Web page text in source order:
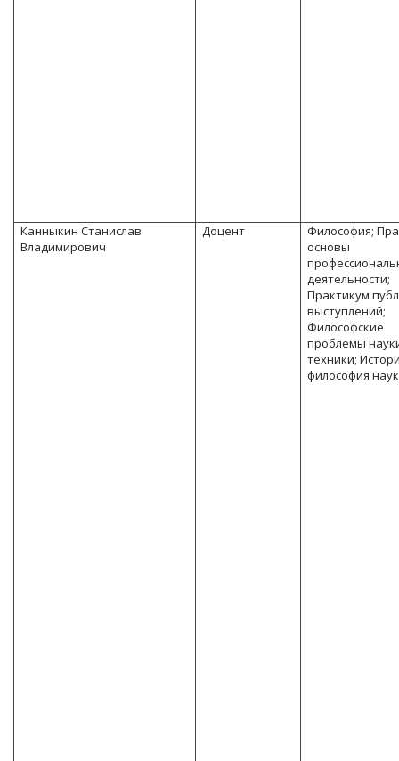
Канныкин Станислав
Владимирович
Доцент
Философия;
основы
деятельности;
Практикум
выступлений;
Философские
проблемы
техники;
философия